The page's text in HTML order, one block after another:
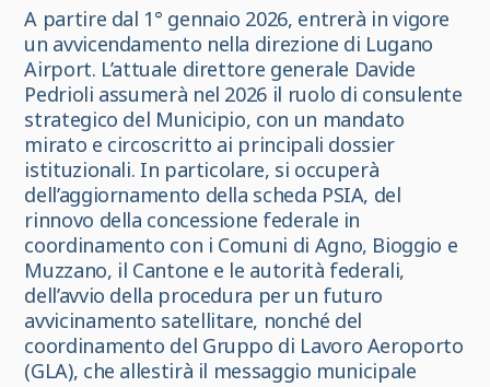
A partire dal 1° gennaio 2026, entrerà in vigore
un avvicendamento nella direzione di Lugano
Airport. L’attuale direttore generale Davide
Pedrioli assumerà nel 2026 il ruolo di consulente
strategico del Municipio, con un mandato
mirato e circoscritto ai principali dossier
istituzionali. In particolare, si occuperà
dell’aggiornamento della scheda PSIA, del
rinnovo della concessione federale in
coordinamento con i Comuni di Agno, Bioggio e
Muzzano, il Cantone e le autorità federali,
dell’avvio della procedura per un futuro
avvicinamento satellitare, nonché del
coordinamento del Gruppo di Lavoro Aeroporto
(GLA), che allestirà il messaggio municipale